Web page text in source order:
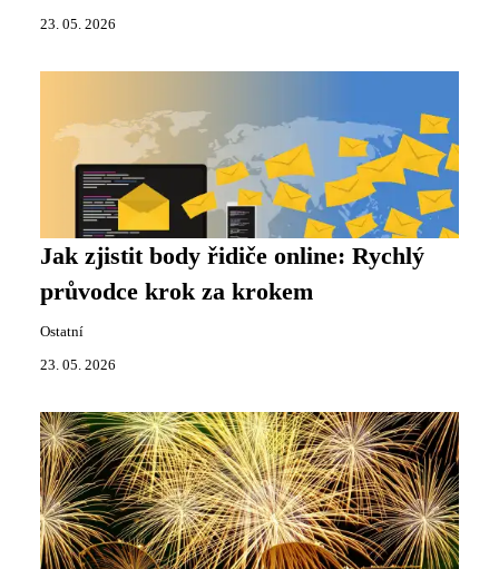
23. 05. 2026
Jak zjistit body řidiče online: Rychlý
průvodce krok za krokem
Ostatní
23. 05. 2026